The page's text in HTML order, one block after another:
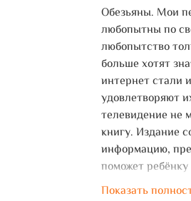
Обезьяны. Мои
любопытны по
любопытство
больше хотят
интернет стали
удовлетворяют
телевидение не
книгу. Издание
информацию,
поможет
интересно и с
Показать